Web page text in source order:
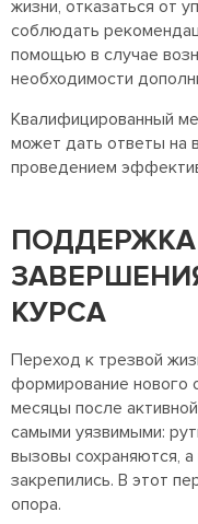
жизни, отказаться от
соблюдать
помощью в случае
необходимости
Квалифицированный
может дать ответы на
проведением
КУРСА
Переход к трезвой
формирование нового
месяцы после
самыми уязвимыми:
вызовы сохраняются,
закрепились. В этот
опора.